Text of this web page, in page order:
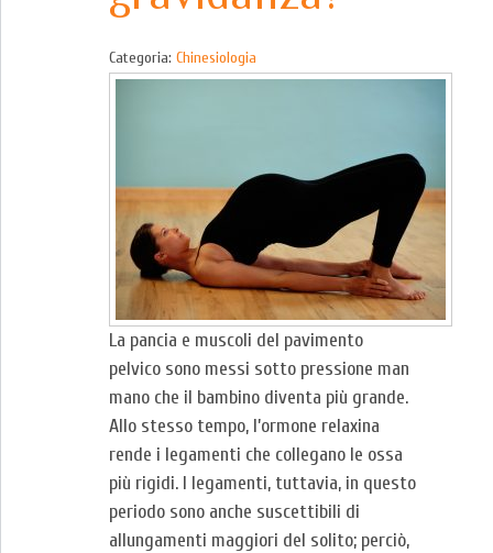
Categoria: Chinesiologia
La pancia e muscoli del pavimento
pelvico sono messi sotto pressione man
mano che il bambino diventa più grande.
Allo stesso tempo, l’ormone relaxina
rende i legamenti che collegano le ossa
più rigidi. I legamenti, tuttavia, in questo
periodo sono anche suscettibili di
allungamenti maggiori del solito; perciò,